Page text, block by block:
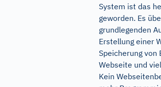
System ist das
geworden. Es
grundlegenden
Erstellung einer
Speicherung von
Webseite und
Kein